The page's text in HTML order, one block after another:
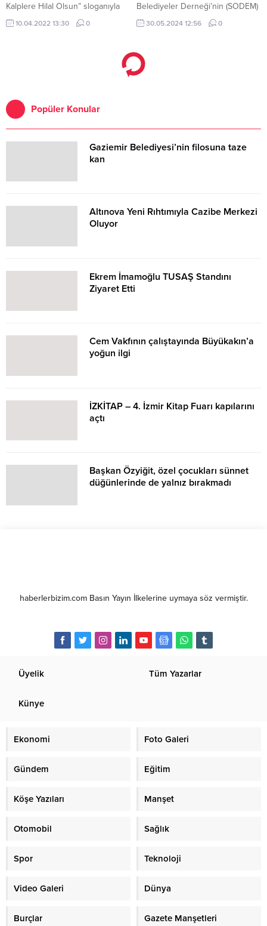
Kalplere Hilal Olsun” sloganıyla
Ramazan kampanyasını hız
kesmeden sürdüren Kızılay,
yayılmış şube ve temsilciliklerinde
10.04.2022 13:30 0
Belediyeler Derneği’nin (SODEM)
Olağanüstü Genel Kurul Toplantısı
ve Sosyal Demokrat Kamu
(SODEMSEN) 3.
30.05.2024 12:56 0
Popüler Konular
Gaziemir Belediyesi’nin filosuna taze
kan
Altınova Yeni Rıhtımıyla Cazibe Merkezi
Oluyor
Ekrem İmamoğlu TUSAŞ Standını
Ziyaret Etti
Cem Vakfının çalıştayında Büyükakın’a
yoğun ilgi
İZKİTAP – 4. İzmir Kitap Fuarı kapılarını
açtı
Başkan Özyiğit, özel çocukları sünnet
düğünlerinde de yalnız bırakmadı
haberlerbizim.com Basın Yayın İlkelerine uymaya söz vermiştir.
Üyelik Tüm Yazarlar
Künye
Ekonomi Foto Galeri
Gündem Eğitim
Köşe Yazıları Manşet
Otomobil Sağlık
Spor Teknoloji
Video Galeri Dünya
Burçlar Gazete Manşetleri